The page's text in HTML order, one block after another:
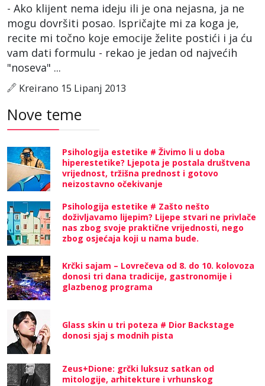
- Ako klijent nema ideju ili je ona nejasna, ja ne
mogu dovršiti posao. Ispričajte mi za koga je,
recite mi točno koje emocije želite postići i ja ću
vam dati formulu - rekao je jedan od najvećih
"noseva" ...
Kreirano 15 Lipanj 2013
Nove teme
Psihologija estetike # Živimo li u doba
hiperestetike? Ljepota je postala društvena
vrijednost, tržišna prednost i gotovo
neizostavno očekivanje
Psihologija estetike # Zašto nešto
doživljavamo lijepim? Lijepe stvari ne privlače
nas zbog svoje praktične vrijednosti, nego
zbog osjećaja koji u nama bude.
Krčki sajam – Lovrečeva od 8. do 10. kolovoza
donosi tri dana tradicije, gastronomije i
glazbenog programa
Glass skin u tri poteza # Dior Backstage
donosi sjaj s modnih pista
Zeus+Dione: grčki luksuz satkan od
mitologije, arhitekture i vrhunskog